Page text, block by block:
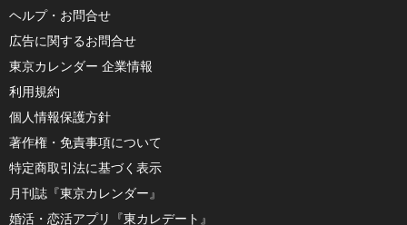
ヘルプ・お問合せ
広告に関するお問合せ
東京カレンダー 企業情報
利用規約
個人情報保護方針
著作権・免責事項について
特定商取引法に基づく表示
月刊誌『東京カレンダー』
婚活・恋活アプリ『東カレデート』